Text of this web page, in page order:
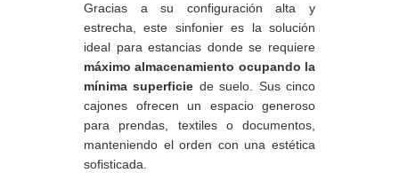
Gracias a su configuración alta y
estrecha, este sinfonier es la solución
ideal para estancias donde se requiere
máximo almacenamiento ocupando la
mínima superficie de suelo. Sus cinco
cajones ofrecen un espacio generoso
para prendas, textiles o documentos,
manteniendo el orden con una estética
sofisticada.